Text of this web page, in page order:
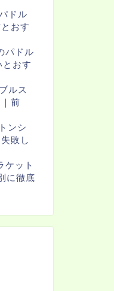
ドル
おす
パドル
おす
ルス
前
ンシ
敗し
ケット
に徹底